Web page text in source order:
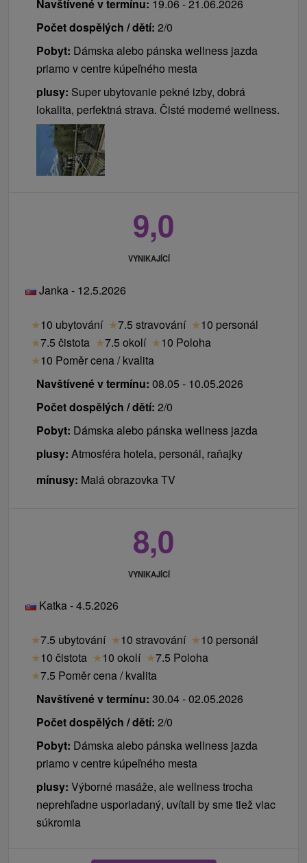
Navštívené v termínu: 19.06 - 21.06.2026
Počet dospělých / dětí: 2/0
Pobyt: Dámska alebo pánska wellness jazda
priamo v centre kúpeľného mesta
plusy: Super ubytovanie pekné izby, dobrá
lokalita, perfektná strava. Čisté moderné wellness.
9,0
VYNIKAJÍCÍ
Janka - 12.5.2026
★10 ubytování ★7.5 stravování ★10 personál
★7.5 čistota ★7.5 okolí ★10 Poloha
★10 Poměr cena / kvalita
Navštívené v termínu: 08.05 - 10.05.2026
Počet dospělých / dětí: 2/0
Pobyt: Dámska alebo pánska wellness jazda
plusy: Atmosféra hotela, personál, raňajky
mínusy: Malá obrazovka TV
8,0
VYNIKAJÍCÍ
Katka - 4.5.2026
★7.5 ubytování ★10 stravování ★10 personál
★10 čistota ★10 okolí ★7.5 Poloha
★7.5 Poměr cena / kvalita
Navštívené v termínu: 30.04 - 02.05.2026
Počet dospělých / dětí: 2/0
Pobyt: Dámska alebo pánska wellness jazda
priamo v centre kúpeľného mesta
plusy: Výborné masáže, ale wellness trocha
neprehľadne usporiadaný, uvítali by sme tiež viac
súkromia